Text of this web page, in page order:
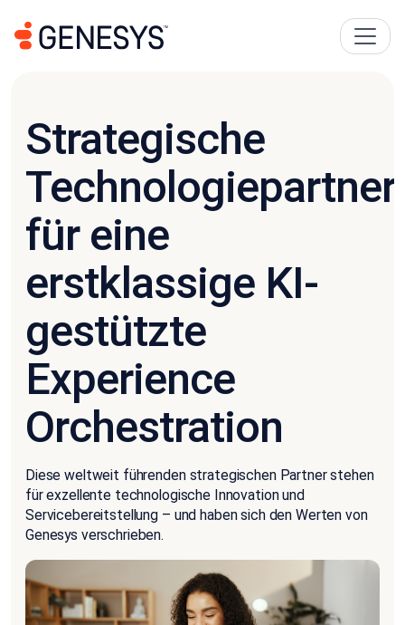
Strategische
Technologiepartner
für eine
erstklassige KI-
gestützte
Experience
Orchestration
Diese weltweit führenden strategischen Partner stehen
für exzellente technologische Innovation und
Servicebereitstellung – und haben sich den Werten von
Genesys verschrieben.